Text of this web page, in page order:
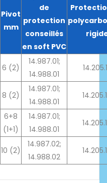
Pivot
mm
de
protection
conseillés
en soft PVC
6 (2)
14.987.01;
14.988.01
8 (2)
14.987.01;
14.988.01
6+8
(1+1)
14.987.01;
14.988.01
10 (2)
14.987.02;
14.988.02